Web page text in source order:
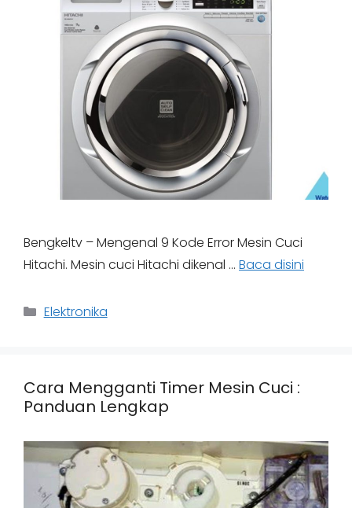
Bengkeltv – Mengenal 9 Kode Error Mesin Cuci
Hitachi. Mesin cuci Hitachi dikenal … Baca disini
Categories
Elektronika
Cara Mengganti Timer Mesin Cuci :
Panduan Lengkap